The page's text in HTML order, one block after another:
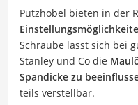
Putzhobel bieten in der
Schraube lässt sich bei
Stanley und Co die
Spandicke zu
teils verstellbar.